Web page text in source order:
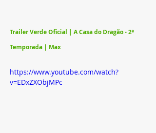
Trailer Verde Oficial | A Casa do Dragão - 2ª
Temporada | Max
https://www.youtube.com/watch?
v=EDxZXObjMPc